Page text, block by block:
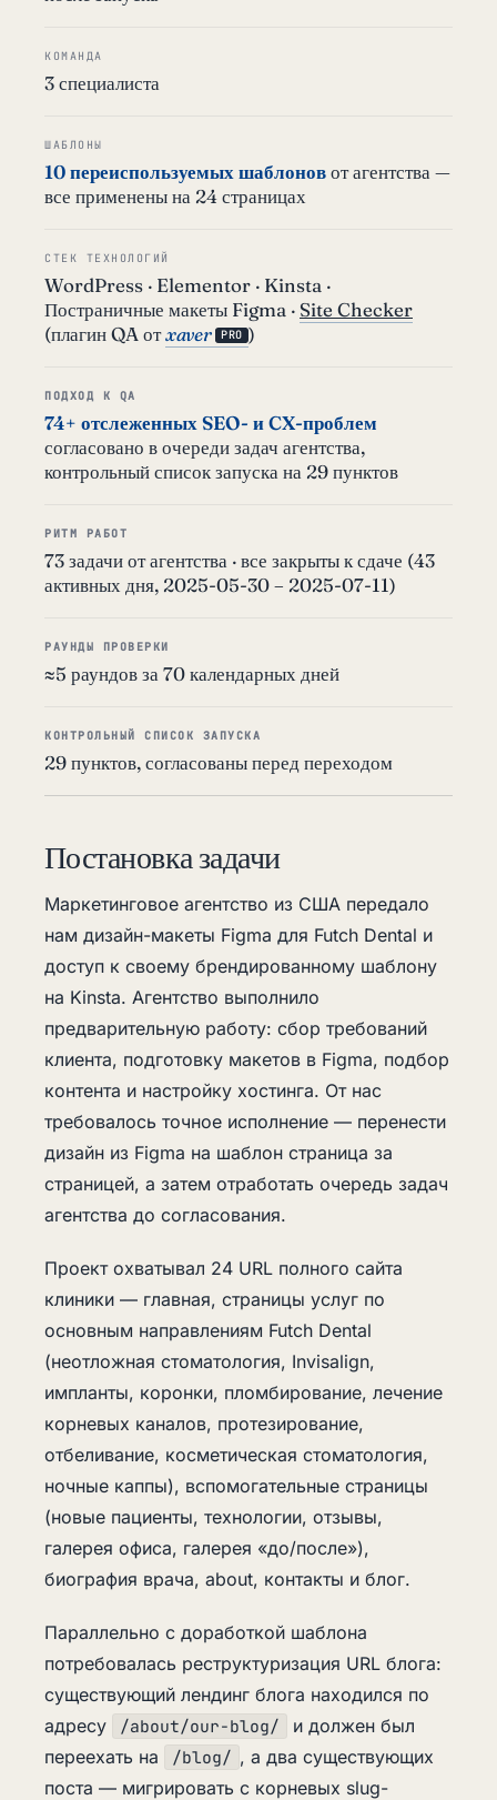
КОМАНДА
3 специалиста
ШАБЛОНЫ
10 переиспользуемых шаблоновот агентства —
все применены на 24 страницах
СТЕК ТЕХНОЛОГИЙ
WordPress · Elementor · Kinsta ·
Постраничные макеты Figma · Site Checker
(плагин QA отxaver PRO )
ПОДХОД К QA
74+ отслеженных SEO- и CX-проблем
согласовано в очереди задач агентства,
контрольный список запуска на 29 пунктов
РИТМ РАБОТ
73 задачи от агентства · все закрыты к сдаче (43
активных дня, 2025-05-30 – 2025-07-11)
РАУНДЫ ПРОВЕРКИ
≈5 раундов за 70 календарных дней
КОНТРОЛЬНЫЙ СПИСОК ЗАПУСКА
29 пунктов, согласованы перед переходом
Постановка задачи
Маркетинговое агентство из США передало
нам дизайн-макеты Figma для Futch Dental и
доступ к своему брендированному шаблону
на Kinsta. Агентство выполнило
предварительную работу: сбор требований
клиента, подготовку макетов в Figma, подбор
контента и настройку хостинга. От нас
требовалось точное исполнение — перенести
дизайн из Figma на шаблон страница за
страницей, а затем отработать очередь задач
агентства до согласования.
Проект охватывал 24 URL полного сайта
клиники — главная, страницы услуг по
основным направлениям Futch Dental
(неотложная стоматология, Invisalign,
импланты, коронки, пломбирование, лечение
корневых каналов, протезирование,
отбеливание, косметическая стоматология,
ночные каппы), вспомогательные страницы
(новые пациенты, технологии, отзывы,
галерея офиса, галерея «до/после»),
биография врача, about, контакты и блог.
Параллельно с доработкой шаблона
потребовалась реструктуризация URL блога:
существующий лендинг блога находился по
адресу
/about/our-blog/
и должен был
переехать на
/blog/ , а два существующих
поста — мигрировать с корневых slug-